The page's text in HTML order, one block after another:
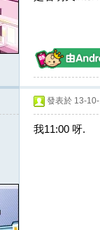
發表於 13-
我11:00 呀.